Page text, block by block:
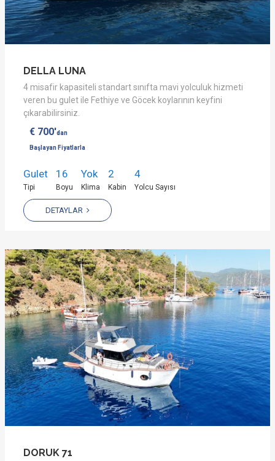
DELLA LUNA
4 misafir kapasiteli standart sınıfta mavi yolculuk hizmeti
veren bu gulet ile Fethiye ve Göcek koylarının keyfini
çıkarabilirsiniz.
€ 700'dan
Başlayan Fiyatlarla
Gulet
Tipi
16
Boyu
Yok
Klima
2
Kabin
4
Yolcu Sayısı
DETAYLAR
DORUK 71